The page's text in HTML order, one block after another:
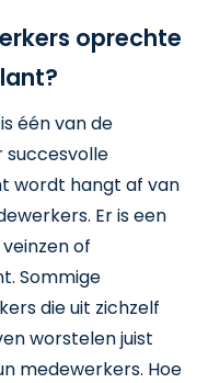
oprechte
één van de
succesvolle
wordt hangt af van
Er is een
of
Sommige
die uit zichzelf
worstelen juist
medewerkers. Hoe